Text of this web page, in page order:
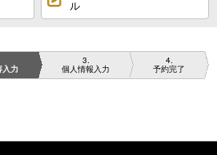
ル
入力
3
個人情報入力
4
予約完了